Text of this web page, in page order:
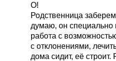
бо нет работы
выезжают - боятся
муж тютя. Так и
младенец+
Зато от армии
О!
Родственница
думаю, он специально
работа с
с отклонениями,
дома сидит, её